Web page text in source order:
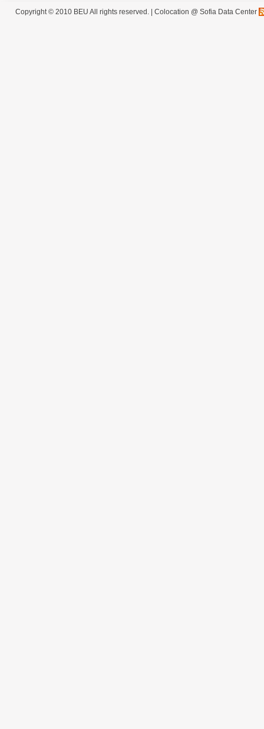
Copyright © 2010 BEU All rights reserved. | Colocation @ Sofia Data Center